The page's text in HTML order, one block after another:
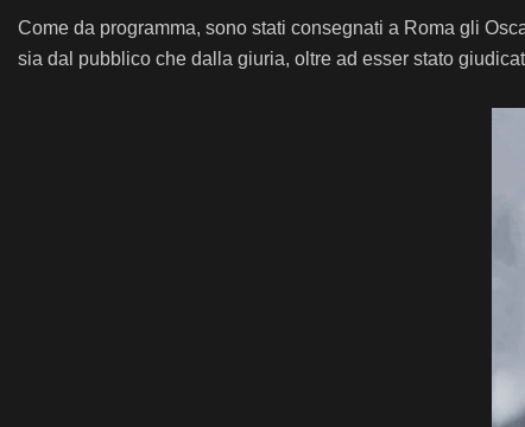
Come da programma, sono stati consegnati a Roma gli
sia dal pubblico che dalla giuria, oltre ad esser stato